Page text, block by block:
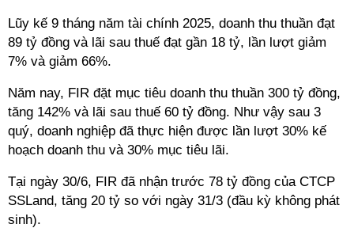
Lũy kế 9 tháng năm tài chính 2025, doanh thu thuần đạt
89 tỷ đồng và lãi sau thuế đạt gần 18 tỷ, lần lượt giảm
7% và giảm 66%.
Năm nay, FIR đặt mục tiêu doanh thu thuần 300 tỷ đồng,
tăng 142% và lãi sau thuế 60 tỷ đồng. Như vậy sau 3
quý, doanh nghiệp đã thực hiện được lần lượt 30% kế
hoạch doanh thu và 30% mục tiêu lãi.
Tại ngày 30/6, FIR đã nhận trước 78 tỷ đồng của CTCP
SSLand, tăng 20 tỷ so với ngày 31/3 (đầu kỳ không phát
sinh).